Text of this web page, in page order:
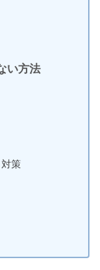
い8つの原因と対
い方法
策